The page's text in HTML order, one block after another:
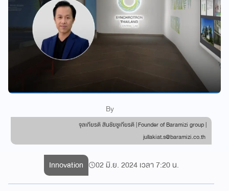
By
จุลเกียรติ สินชัยชูเกียรติ | Founder of Baramizi group |
jullakiat.s@baramizi.co.th
Innovation 02 มิ.ย. 2024 เวลา 7:20 น.